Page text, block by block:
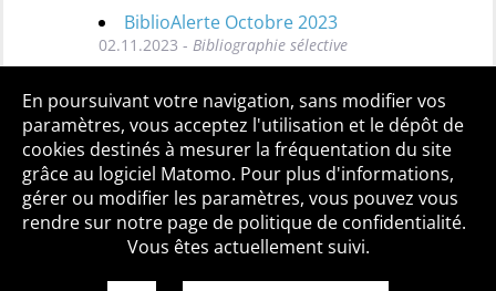
BiblioAlerte Octobre 2023
02.11.2023 - Bibliographie sélective
Toutes les BiblioAlertes
Qui sommes-nous ? Mentions légales
Accessibilité
Politique de confidentialité
Contact
En poursuivant votre navigation, sans modifier vos
paramètres, vous acceptez l'utilisation et le dépôt de
cookies destinés à mesurer la fréquentation du site
grâce au logiciel Matomo. Pour plus d'informations,
gérer ou modifier les paramètres, vous pouvez vous
rendre sur notre page de politique de confidentialité.
Vous êtes actuellement suivi.